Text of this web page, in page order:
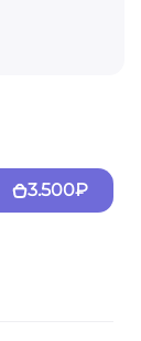
3.500₽